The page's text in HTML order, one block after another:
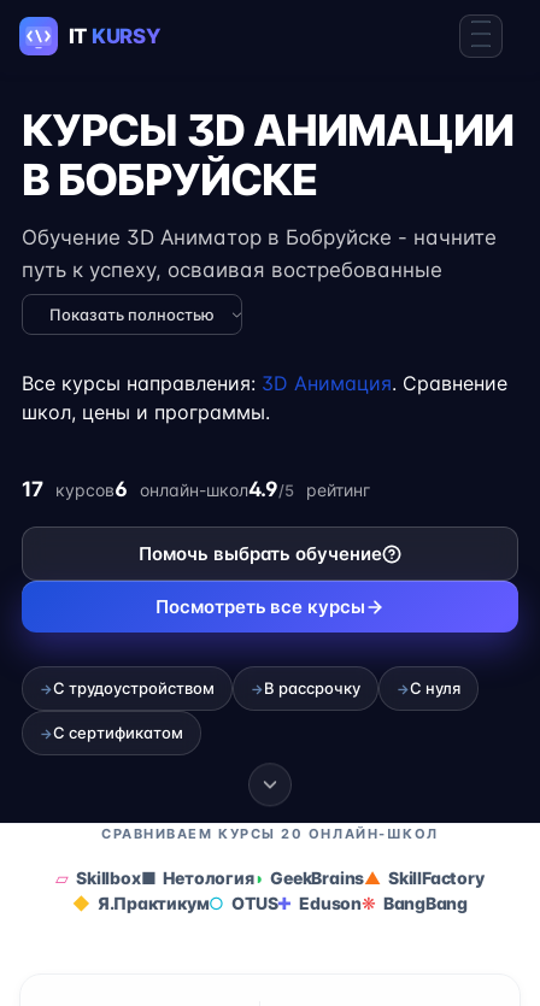
КУРСЫ 3D АНИМАЦИИ
В БОБРУЙСКЕ
Обучение 3D Аниматор в Бобруйске - начните
путь к успеху, осваивая востребованные
навыки в IT. Курсы подходят для новичков и
специалистов с опытом, включают
консультации экспертов. Гибкий формат
фрилансе.
Показать полностью
Все курсы направления: 3D Анимация. Сравнение
школ, цены и программы.
17 курсов6 онлайн-школ4.9/5 рейтинг
Помочь выбрать обучение
Посмотреть все курсы
→С трудоустройством →В рассрочку →С нуля
→С сертификатом
СРАВНИВАЕМ КУРСЫ 20 ОНЛАЙН-ШКОЛ
Skillbox Нетология GeekBrains
SkillFactory
Я.Практикум
OTUS Eduson BangBang